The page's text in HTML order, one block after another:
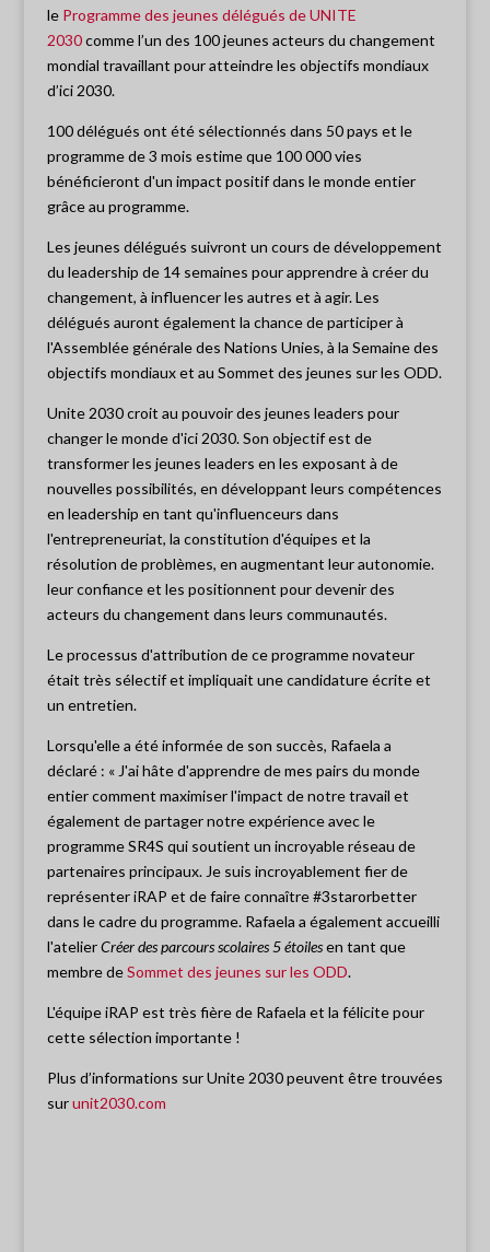
le Programme des jeunes délégués de UNITE
2030comme l’un des 100 jeunes acteurs du changement
mondial travaillant pour atteindre les objectifs mondiaux
d’ici 2030.
100 délégués ont été sélectionnés dans 50 pays et le
programme de 3 mois estime que 100 000 vies
bénéficieront d'un impact positif dans le monde entier
grâce au programme.
Les jeunes délégués suivront un cours de développement
du leadership de 14 semaines pour apprendre à créer du
changement, à influencer les autres et à agir. Les
délégués auront également la chance de participer à
l'Assemblée générale des Nations Unies, à la Semaine des
objectifs mondiaux et au Sommet des jeunes sur les ODD.
Unite 2030 croit au pouvoir des jeunes leaders pour
changer le monde d'ici 2030. Son objectif est de
transformer les jeunes leaders en les exposant à de
nouvelles possibilités, en développant leurs compétences
en leadership en tant qu'influenceurs dans
l'entrepreneuriat, la constitution d'équipes et la
résolution de problèmes, en augmentant leur autonomie.
leur confiance et les positionnent pour devenir des
acteurs du changement dans leurs communautés.
Le processus d'attribution de ce programme novateur
était très sélectif et impliquait une candidature écrite et
un entretien.
Lorsqu'elle a été informée de son succès, Rafaela a
déclaré : « J'ai hâte d'apprendre de mes pairs du monde
entier comment maximiser l'impact de notre travail et
également de partager notre expérience avec le
programme SR4S qui soutient un incroyable réseau de
partenaires principaux. Je suis incroyablement fier de
représenter iRAP et de faire connaître #3starorbetter
dans le cadre du programme. Rafaela a également accueilli
l'atelierCréer des parcours scolaires 5 étoilesen tant que
membre deSommet des jeunes sur les ODD.
L'équipe iRAP est très fière de Rafaela et la félicite pour
cette sélection importante !
Plus d’informations sur Unite 2030 peuvent être trouvées
surunit2030.com